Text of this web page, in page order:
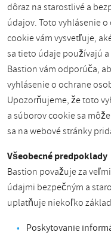
dôraz na starostlivé a
údajov. Toto vyhlásenie
cookie vám vysvetľuje,
sa tieto údaje používajú
Bastion vám odporúča,
vyhlásenie o ochrane
Upozorňujeme, že toto
a súborov cookie sa
sa na webové stránky
Všeobecné predpoklady
Bastion považuje za
údajmi bezpečným a
uplatňuje niekoľko
Poskytovanie